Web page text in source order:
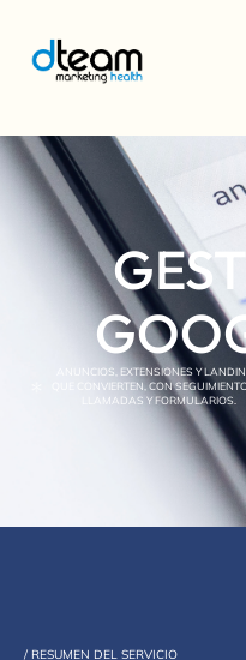
ANUNCIOS, EXTENSIONES Y
QUE CONVIERTEN, CON
LLAMADAS Y FORMULARIOS.
/ RESUMEN DEL SERVICIO